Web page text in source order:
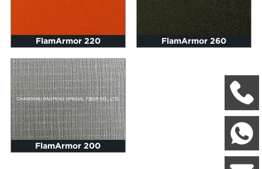
FlamArmor 220 FlamArmor 260
FlamArmor 200